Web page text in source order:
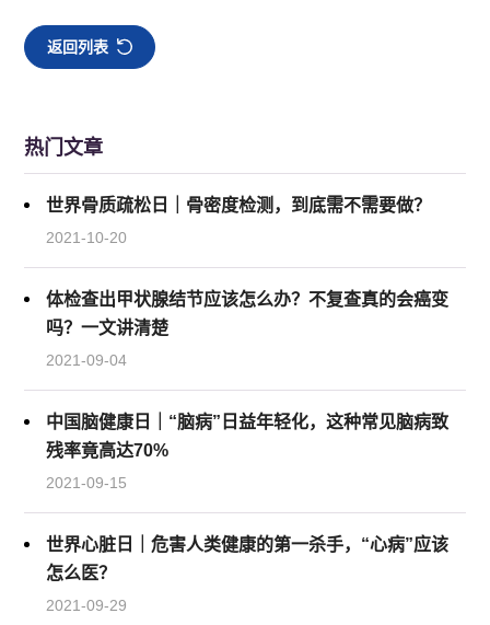
返回列表
热门文章
世界骨质疏松日｜骨密度检测，到底需不需要做？
2021-10-20
体检查出甲状腺结节应该怎么办？不复查真的会癌变
吗？一文讲清楚
2021-09-04
中国脑健康日｜“脑病”日益年轻化，这种常见脑病致
残率竟高达70%
2021-09-15
世界心脏日｜危害人类健康的第一杀手，“心病”应该
怎么医？
2021-09-29